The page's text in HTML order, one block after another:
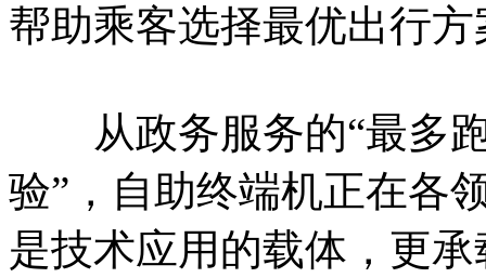
帮助乘客选择最优出行方
从政务服务的“最多跑
验”，自助终端机正在各
是技术应用的载体，更